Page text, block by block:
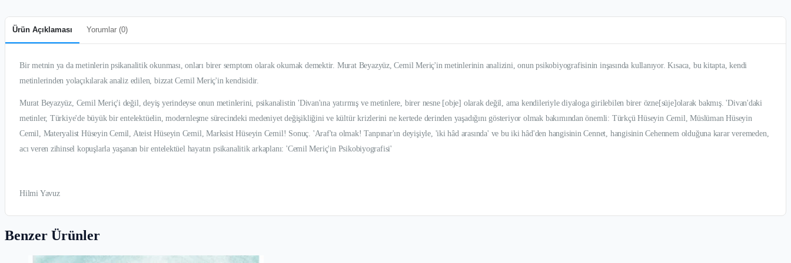
Ürün Açıklaması Yorumlar (0)
Bir metnin ya da metinlerin psikanalitik okunması, onları birer semptom olarak okumak demektir. Murat Beyazyüz, Cemil Meriç'in metinlerinin analizini, onun psikobiyografisinin inşasında kullanıyor. Kısaca, bu kitapta, kendi
metinlerinden yolaçıkılarak analiz edilen, bizzat Cemil Meriç'in kendisidir.
Murat Beyazyüz, Cemil Meriç'i değil, deyiş yerindeyse onun metinlerini, psikanalistin 'Divan'ına yatırmış ve metinlere, birer nesne [obje] olarak değil, ama kendileriyle diyaloga girilebilen birer özne[süje]olarak bakmış. 'Divan'daki
metinler, Türkiye'de büyük bir entelektüelin, modernleşme sürecindeki medeniyet değişikliğini ve kültür krizlerini ne kertede derinden yaşadığını gösteriyor olmak bakımından önemli: Türkçü Hüseyin Cemil, Müslüman Hüseyin
Cemil, Materyalist Hüseyin Cemil, Ateist Hüseyin Cemil, Marksist Hüseyin Cemil! Sonuç. 'Araf'ta olmak! Tanpınar'ın deyişiyle, 'iki hâd arasında' ve bu iki hâd'den hangisinin Cennet, hangisinin Cehennem olduğuna karar veremeden,
acı veren zihinsel kopuşlarla yaşanan bir entelektüel hayatın psikanalitik arkaplanı: 'Cemil Meriç'in Psikobiyografisi'
Hilmi Yavuz
Benzer Ürünler